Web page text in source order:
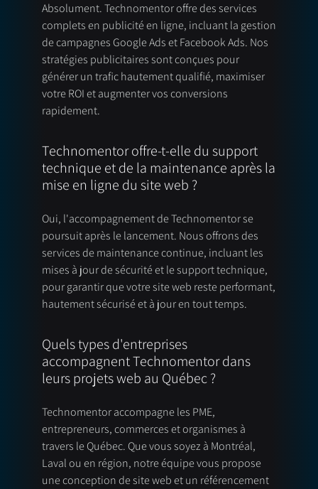
Absolument. Technomentor offre des services
complets en publicité en ligne, incluant la gestion
de campagnes Google Ads et Facebook Ads. Nos
stratégies publicitaires sont conçues pour
générer un trafic hautement qualifié, maximiser
votre ROI et augmenter vos conversions
rapidement.
Technomentor offre-t-elle du support
technique et de la maintenance après la
mise en ligne du site web ?
Oui, l'accompagnement de Technomentor se
poursuit après le lancement. Nous offrons des
services de maintenance continue, incluant les
mises à jour de sécurité et le support technique,
pour garantir que votre site web reste performant,
hautement sécurisé et à jour en tout temps.
Quels types d'entreprises
accompagnent Technomentor dans
leurs projets web au Québec ?
Technomentor accompagne les PME,
entrepreneurs, commerces et organismes à
travers le Québec. Que vous soyez à Montréal,
Laval ou en région, notre équipe vous propose
une conception de site web et un référencement